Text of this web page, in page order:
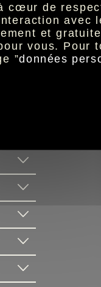
cœur de
avec
et
vous. Pour
”données